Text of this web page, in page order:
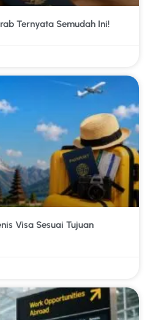
Ternyata Semudah Ini!
Visa Sesuai Tujuan